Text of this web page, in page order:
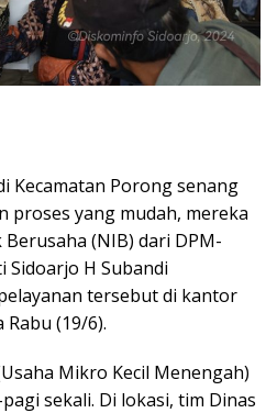
Kecamatan Porong senang
proses yang mudah, mereka
(NIB) dari DPM-
Sidoarjo H Subandi
tersebut di kantor
(19/6).
Mikro Kecil Menengah)
sekali. Di lokasi, tim Dinas